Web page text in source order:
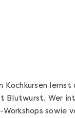
lernst
Blutwurst. Wer
sowie